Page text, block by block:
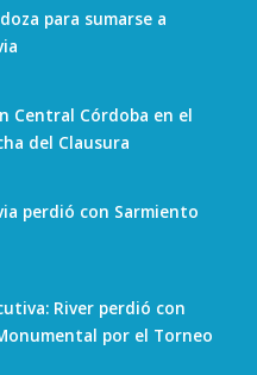
para sumarse a
Central Córdoba en el
del Clausura
perdió con Sarmiento
River perdió con
por el Torneo